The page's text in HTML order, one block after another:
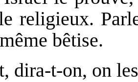
religieux.
bêtise.
dira-t-on, on